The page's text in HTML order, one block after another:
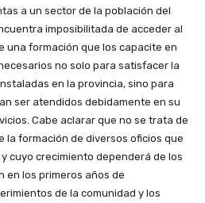
a un sector de la población del
imposibilitada de acceder al
una formación que los capacite en
no solo para satisfacer la
en la provincia, sino para
ser atendidos debidamente en su
Cabe aclarar que no se trata de
la formación de diversos oficios que
cuyo crecimiento dependerá de los
en los primeros años de
de la comunidad y los